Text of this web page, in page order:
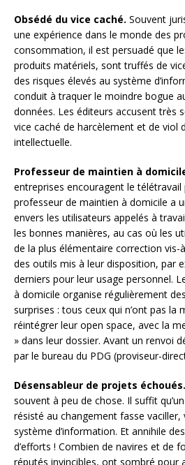
Obsédé du vice caché. Souvent
une expérience dans le monde des
consommation, il est persuadé que
produits matériels, sont truffés de
des risques élevés au système
conduit à traquer le moindre bogue
données. Les éditeurs accusent très
vice caché de harcèlement et de viol
intellectuelle.
Professeur de maintien à
entreprises encouragent le
professeur de maintien à domicile a
envers les utilisateurs appelés à
les bonnes manières, au cas où les
de la plus élémentaire correction vis-
des outils mis à leur disposition, par
derniers pour leur usage personnel.
à domicile organise régulièrement
surprises : tous ceux qui n’ont pas la
réintégrer leur open space, avec la
» dans leur dossier. Avant un renvoi
par le bureau du PDG (proviseur-
Désensableur de projets échoués.
souvent à peu de chose. Il suffit
résisté au changement fasse
système d’information. Et annihile
d’efforts ! Combien de navires et de
réputés invincibles, ont sombré pour